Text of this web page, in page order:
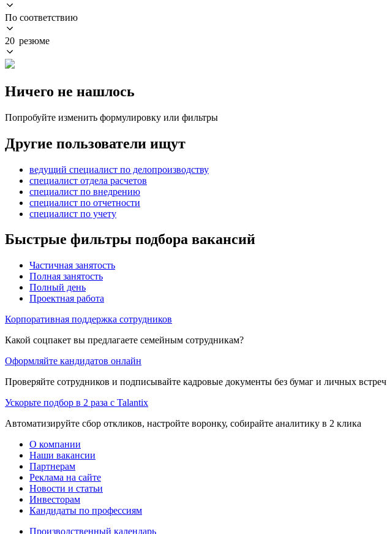
По соответствию
20 резюме
Ничего не нашлось
Попробуйте изменить формулировку или фильтры
Другие пользователи ищут
ведущий специалист по делопроизводству
специалист отдела расчетов
специалист по внедрению
специалист по отчетности
специалист по учету
Быстрые фильтры подбора вакансий
Частичная занятость
Полная занятость
Полный день
Проектная работа
Корпоративная поддержка сотрудников
Какой соцпакет вы предлагаете семейным сотрудникам?
Оформляйте кандидатов онлайн
Проверяйте сотрудников и подписывайте кадровые документы без бумаг и личных встреч
Ускорьте подбор в 2 раза с Talantix
Автоматизируйте сбор откликов, настройте воронку, собирайте аналитику в 2 клика
О компании
Наши вакансии
Партнерам
Реклама на сайте
Новости и статьи
Инвесторам
Кандидаты по профессиям
Производственный календарь